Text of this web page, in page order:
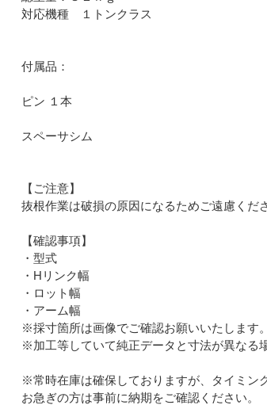
対応機種 １トンクラス
付属品：
ピン １本
スペーサシム
【ご注意】
抜根作業は破損の原因になるためご遠慮くださ
【確認事項】
・型式
・Hリンク幅
・ロット幅
・アーム幅
※採寸箇所は画像でご確認お願いいたします。
※加工等していて純正データと寸法が異なる
※常時在庫は確保しておりますが、タイミン
お急ぎの方は事前に納期をご確認ください。